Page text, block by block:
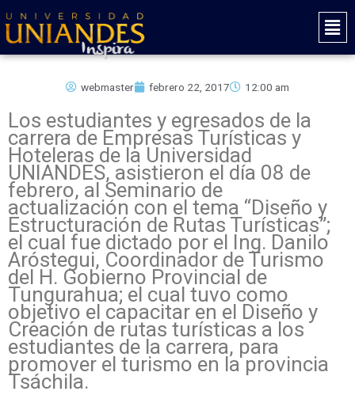
al
contenido
Main
webmaster febrero 22, 2017 12:00 am
Los estudiantes y egresados de la
carrera de Empresas Turísticas y
Hoteleras de la Universidad
UNIANDES, asistieron el día 08 de
febrero, al Seminario de
actualización con el tema “Diseño y
Estructuración de Rutas Turísticas”;
el cual fue dictado por el Ing. Danilo
Aróstegui, Coordinador de Turismo
del H. Gobierno Provincial de
Tungurahua; el cual tuvo como
objetivo el capacitar en el Diseño y
Creación de rutas turísticas a los
estudiantes de la carrera, para
promover el turismo en la provincia
Tsáchila.